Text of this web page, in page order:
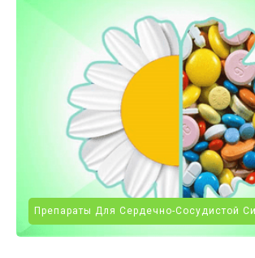
Препараты Для Сердечно-Сосудистой